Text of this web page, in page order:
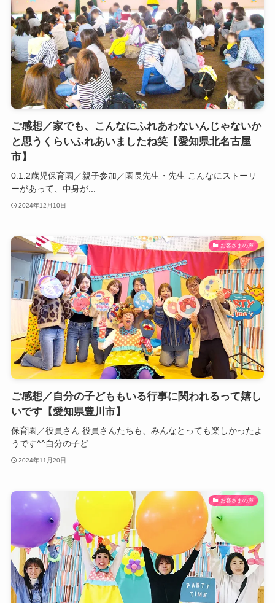
ご感想／家でも、こんなにふれあわないんじゃないか
と思うくらいふれあいましたね笑【愛知県北名古屋
市】
0.1.2歳児保育園／親子参加／園長先生・先生 こんなにストーリ
ーがあって、中身が...
2024年12月10日
お客さまの声
ご感想／自分の子どももいる行事に関われるって嬉し
いです【愛知県豊川市】
保育園／役員さん 役員さんたちも、みんなとっても楽しかったよ
うです^^自分の子ど...
2024年11月20日
お客さまの声